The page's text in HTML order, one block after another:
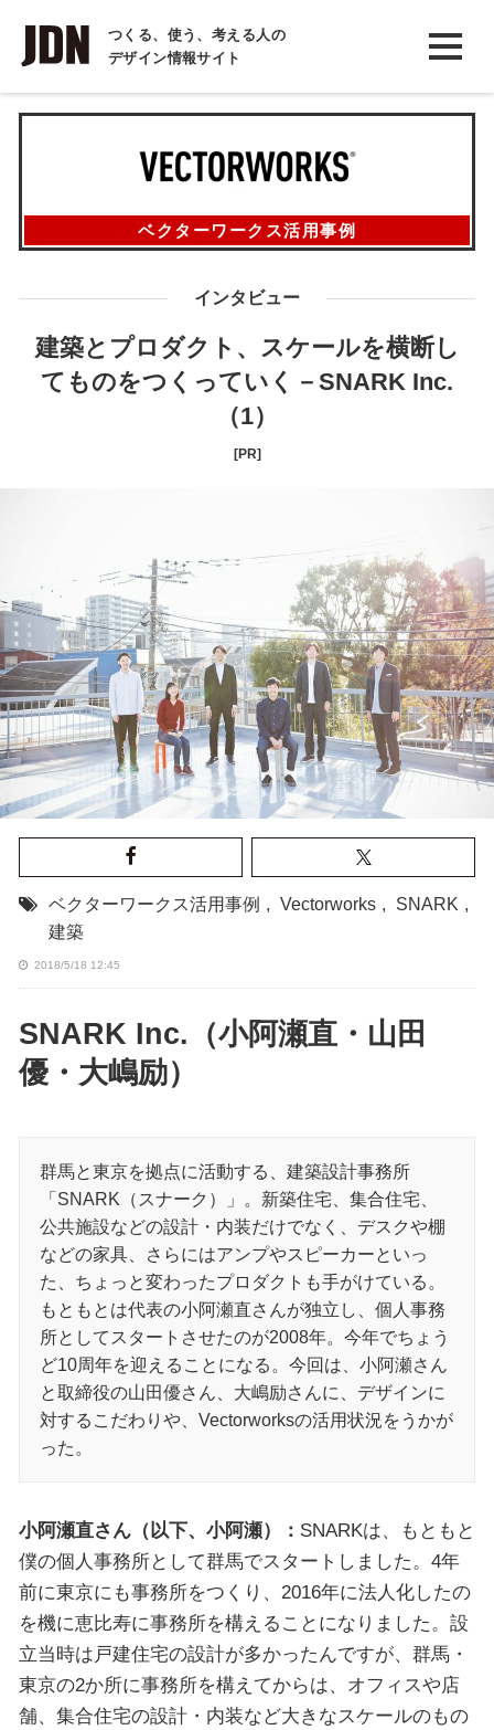
つくる、使う、考える人の
デザイン情報サイト
INTERVIEW
インタビュー
COLUMN
コラム
ベクターワークス活用事例
インタビュー
建築とプロダクト、スケールを横断し
てものをつくっていく－SNARK Inc.
（1）
[PR]
ベクターワークス活用事例 , Vectorworks , SNARK ,
建築
2018/5/18 12:45
SNARK Inc.（小阿瀬直
山田
優
大嶋励）
群馬と東京を拠点に活動する、建築設計事務所
「SNARK（スナーク）」。新築住宅、集合住宅、
公共施設などの設計・内装だけでなく、デスクや棚
などの家具、さらにはアンプやスピーカーといっ
た、ちょっと変わったプロダクトも手がけている。
もともとは代表の小阿瀬直さんが独立し、個人事務
所としてスタートさせたのが2008年。今年でちょう
ど10周年を迎えることになる。今回は、小阿瀬さん
と取締役の山田優さん、大嶋励さんに、デザインに
対するこだわりや、Vectorworksの活用状況をうかが
った。
小阿瀬直さん（以下、小阿瀬）： SNARKは、もともと
僕の個人事務所として群馬でスタートしました。4年
前に東京にも事務所をつくり、2016年に法人化したの
を機に恵比寿に事務所を構えることになりました。設
立当時は戸建住宅の設計が多かったんですが、群馬・
東京の2か所に事務所を構えてからは、オフィスや店
舗、集合住宅の設計・内装など大きなスケールのもの